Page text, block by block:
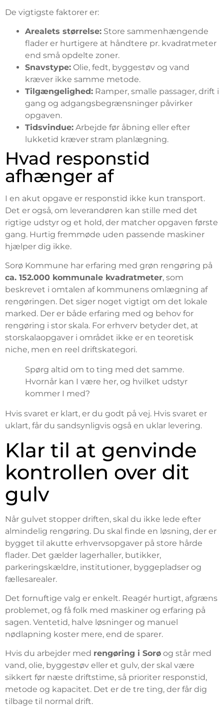
De vigtigste faktorer er:
Arealets størrelse: Store sammenhængende
flader er hurtigere at håndtere pr. kvadratmeter
end små opdelte zoner.
Snavstype: Olie, fedt, byggestøv og vand
kræver ikke samme metode.
Tilgængelighed: Ramper, smalle passager, drift i
gang og adgangsbegrænsninger påvirker
opgaven.
Tidsvindue: Arbejde før åbning eller efter
lukketid kræver stram planlægning.
Hvad responstid
afhænger af
I en akut opgave er responstid ikke kun transport.
Det er også, om leverandøren kan stille med det
rigtige udstyr og et hold, der matcher opgaven første
gang. Hurtig fremmøde uden passende maskiner
hjælper dig ikke.
Sorø Kommune har erfaring med grøn rengøring på
ca. 152.000 kommunale kvadratmeter, som
beskrevet i omtalen af kommunens omlægning af
rengøringen. Det siger noget vigtigt om det lokale
marked. Der er både erfaring med og behov for
rengøring i stor skala. For erhverv betyder det, at
storskalaopgaver i området ikke er en teoretisk
niche, men en reel driftskategori.
Spørg altid om to ting med det samme.
Hvornår kan I være her, og hvilket udstyr
kommer I med?
Hvis svaret er klart, er du godt på vej. Hvis svaret er
uklart, får du sandsynligvis også en uklar levering.
Klar til at genvinde
kontrollen over dit
gulv
Når gulvet stopper driften, skal du ikke lede efter
almindelig rengøring. Du skal finde en løsning, der er
bygget til akutte erhvervsopgaver på store hårde
flader. Det gælder lagerhaller, butikker,
parkeringskældre, institutioner, byggepladser og
fællesarealer.
Det fornuftige valg er enkelt. Reagér hurtigt, afgræns
problemet, og få folk med maskiner og erfaring på
sagen. Ventetid, halve løsninger og manuel
nødlapning koster mere, end de sparer.
Hvis du arbejder med rengøring i Sorø og står med
vand, olie, byggestøv eller et gulv, der skal være
sikkert før næste driftstime, så prioriter responstid,
metode og kapacitet. Det er de tre ting, der får dig
tilbage til normal drift.